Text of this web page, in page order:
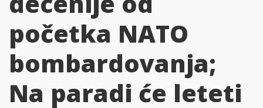
početka NATO
bombardovanja;
Na paradi će leteti